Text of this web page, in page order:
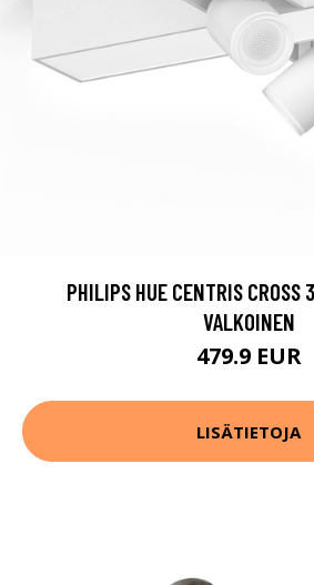
PHILIPS HUE CENTRIS CROSS
VALKOINEN
479.9 EUR
LISÄTIETOJA